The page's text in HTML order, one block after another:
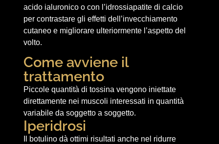
acido ialuronico o con l’idrossiapatite di calcio
per contrastare gli effetti dell’invecchiamento
cutaneo e migliorare ulteriormente l’aspetto del
volto.
Come avviene il
trattamento
Piccole quantità di tossina vengono iniettate
direttamente nei muscoli interessati in quantità
variabile da soggetto a soggetto.
Iperidrosi
Il botulino dà ottimi risultati anche nel ridurre